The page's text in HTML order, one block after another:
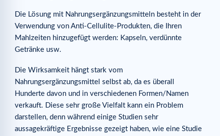
Die Lösung mit Nahrungsergänzungsmitteln besteht in der
Verwendung von Anti-Cellulite-Produkten, die Ihren
Mahlzeiten hinzugefügt werden: Kapseln, verdünnte
Getränke usw.
Die Wirksamkeit hängt stark vom
Nahrungsergänzungsmittel selbst ab, da es überall
Hunderte davon und in verschiedenen Formen/Namen
verkauft. Diese sehr große Vielfalt kann ein Problem
darstellen, denn während einige Studien sehr
aussagekräftige Ergebnisse gezeigt haben, wie eine Studie